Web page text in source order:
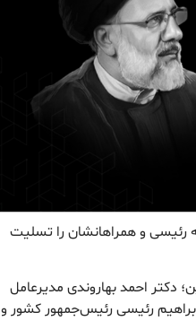
رئیسی و همراهانشان را تسلیت
دکتر احمد بهاروندی مدیرعامل
رئیسی رئیس‌جمهور کشور و